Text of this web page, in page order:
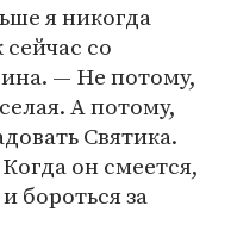
я никогда
сейчас со
— Не потому,
А потому,
Святика.
он смеется,
бороться за